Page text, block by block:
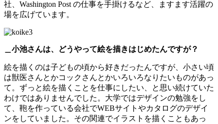
社、Washington Post の仕事を手掛けるなど、ますます活躍の
場を広げています。
＿小池さんは、どうやって絵を描きはじめたんですが？
絵を描くのは子どもの頃から好きだったんですが、小さい頃
は獣医さんとかコックさんとかいろいろなりたいものがあっ
て。ずっと絵を描くことを仕事にしたい、と思い続けていた
わけではありませんでした。大学ではデザインの勉強をし
て、鞄を作っている会社でWEBサイトやカタログのデザイ
ンをしていました。その関連でイラストを描くこともあっ